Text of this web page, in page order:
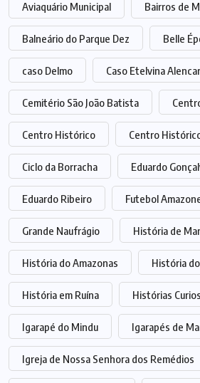
Aviaquário Municipal Bairros de
Balneário do Parque Dez Belle
caso Delmo Caso Etelvina Alencar
Cemitério São João Batista
Centro Histórico Centro
Ciclo da Borracha Eduardo
Eduardo Ribeiro Futebol
Grande Naufrágio História de
História do Amazonas História
História em Ruína Histórias
Igarapé do Mindu Igarapés de
Igreja de Nossa Senhora dos Remédios